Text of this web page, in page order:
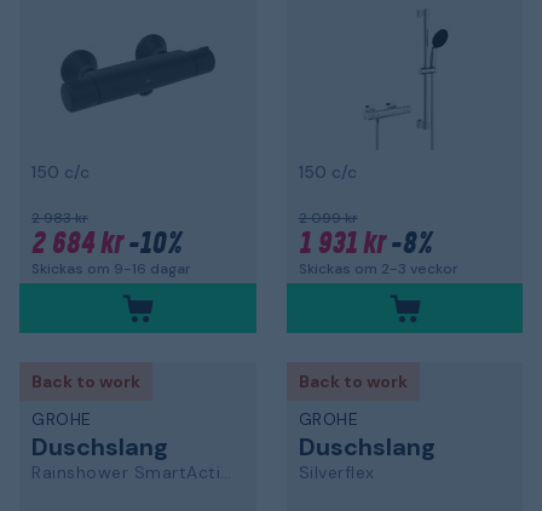
150 c/c
2 983 kr
2 684 kr-10%
Skickas om 9-16 dagar
150 c/c
2 099 kr
1 931 kr-8%
Skickas om 2-3 veckor
Back to work
GROHE
Duschslang
Rainshower SmartActive
Back to work
GROHE
Duschslang
Silverflex